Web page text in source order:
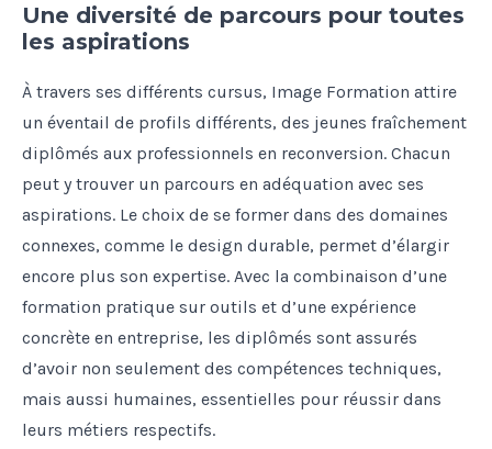
Une diversité de parcours pour toutes
les aspirations
À travers ses différents cursus, Image Formation attire
un éventail de profils différents, des jeunes fraîchement
diplômés aux professionnels en reconversion. Chacun
peut y trouver un parcours en adéquation avec ses
aspirations. Le choix de se former dans des domaines
connexes, comme le design durable, permet d’élargir
encore plus son expertise. Avec la combinaison d’une
formation pratique sur outils et d’une expérience
concrète en entreprise, les diplômés sont assurés
d’avoir non seulement des compétences techniques,
mais aussi humaines, essentielles pour réussir dans
leurs métiers respectifs.